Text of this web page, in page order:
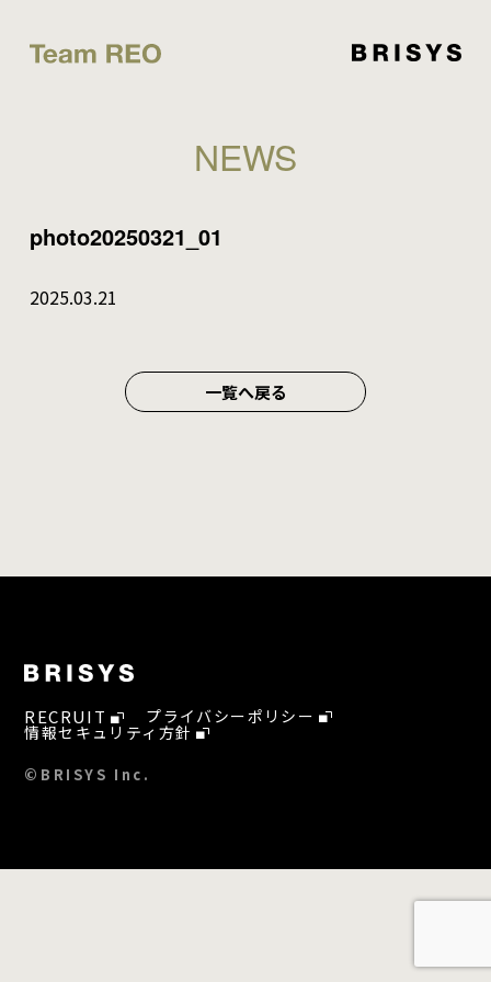
NEWS
photo20250321_01
2025.03.21
一覧へ戻る
RECRUIT プライバシーポリシー
情報セキュリティ方針
©BRISYS Inc.